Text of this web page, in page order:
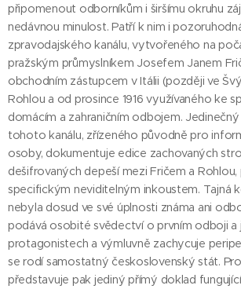
připomenout odborníkům i širšímu okruhu
nedávnou minulost. Patří k nim i
zpravodajského kanálu, vytvořeného na
pražským průmyslníkem Josefem Janem
obchodním zástupcem v Itálii (později ve
Rohlou a od prosince 1916 využívaného ke
domácím a zahraničním odbojem.
tohoto kanálu, zřízeného původně pro
osoby, dokumentuje edice zachovaných
dešifrovaných depeší mezi Fričem a Rohlou,
specifickým neviditelným inkoustem. Tajná
nebyla dosud ve své úplnosti známa ani
podává osobité svědectví o prvním odboji a
protagonistech a výmluvně zachycuje
se rodí samostatný československý stát.
představuje pak jediný přímý doklad